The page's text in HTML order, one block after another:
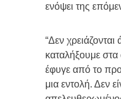
ενόψει της
“Δεν
καταλήξουμε
έφυγε από το
μια εντολή. Δεν